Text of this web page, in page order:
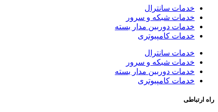
خدمات سانترال
خدمات شبکه و سرور
خدمات دوربین مدار بسته
خدمات کامپیوتری
خدمات سانترال
خدمات شبکه و سرور
خدمات دوربین مدار بسته
خدمات کامپیوتری
راه ارتباطی